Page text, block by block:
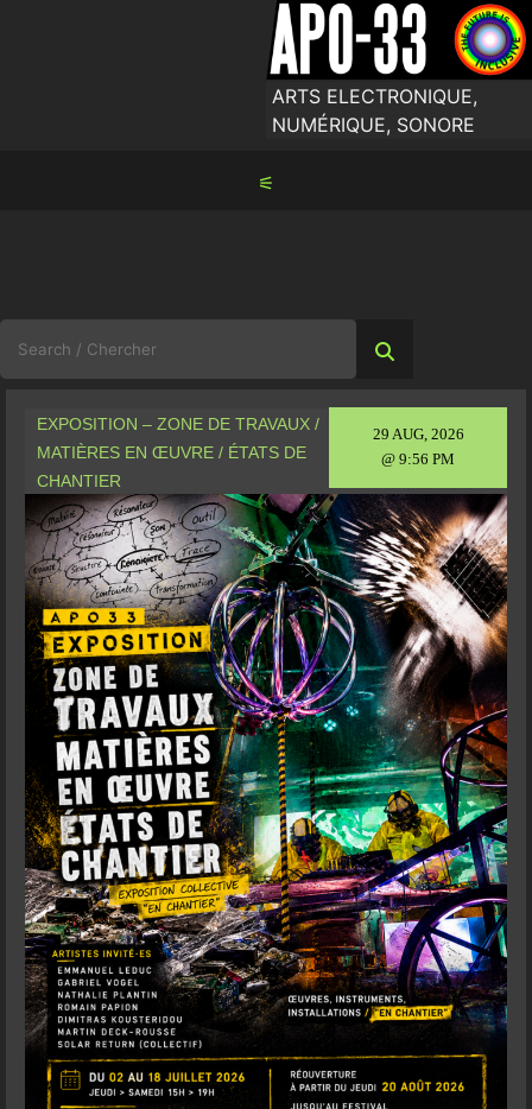
ARTS ELECTRONIQUE,
NUMÉRIQUE, SONORE
⚟
for:
29 AUG, 2026
@ 9:56 PM
EXPOSITION – ZONE DE TRAVAUX /
MATIÈRES EN ŒUVRE / ÉTATS DE
CHANTIER